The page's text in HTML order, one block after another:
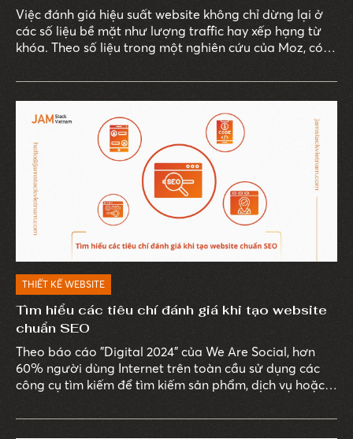
Việc đánh giá hiệu suất website không chỉ dừng lại ở
các số liệu bề mặt như lượng traffic hay xếp hạng từ
khóa. Theo số liệu trong một nghiên cứu của Moz, có
tìm kiếm, và trong số này, chỉ ít doanh nghiệp thực sự
chiến dịch marketing.
THIẾT KẾ WEBSITE
Tìm hiểu các tiêu chí đánh giá khi tạo website
chuẩn SEO
Theo báo cáo "Digital 2024" của We Are Social, hơn
60% người dùng Internet trên toàn cầu sử dụng các
công cụ tìm kiếm để tìm kiếm sản phẩm, dịch vụ hoặc